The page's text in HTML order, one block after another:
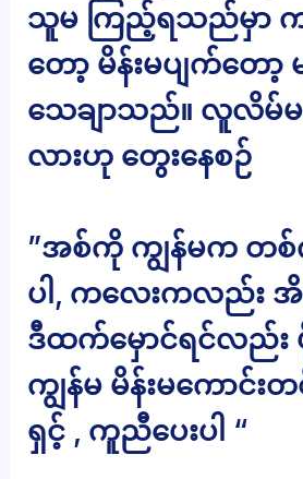
သူမ ကြည့်ရသည်မှာ
တော့ မိန်းမပျက်တေ
သေချာသည်။ လူလိမ်မမ
လားဟု တွေးနေစဉ်
”အစ်ကို ကျွန်မက
ပါ, ကလေးကလည်း အိပ်
ဒီထက်မှောင်ရင်လည်း
ကျွန်မ မိန်းမကောင်း
ရှင့် , ကူညီပေးပါ “